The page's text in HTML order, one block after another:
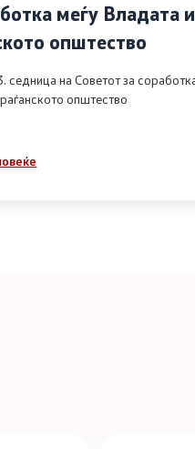
меѓу Владата и
општество
седница на Советот за
општество